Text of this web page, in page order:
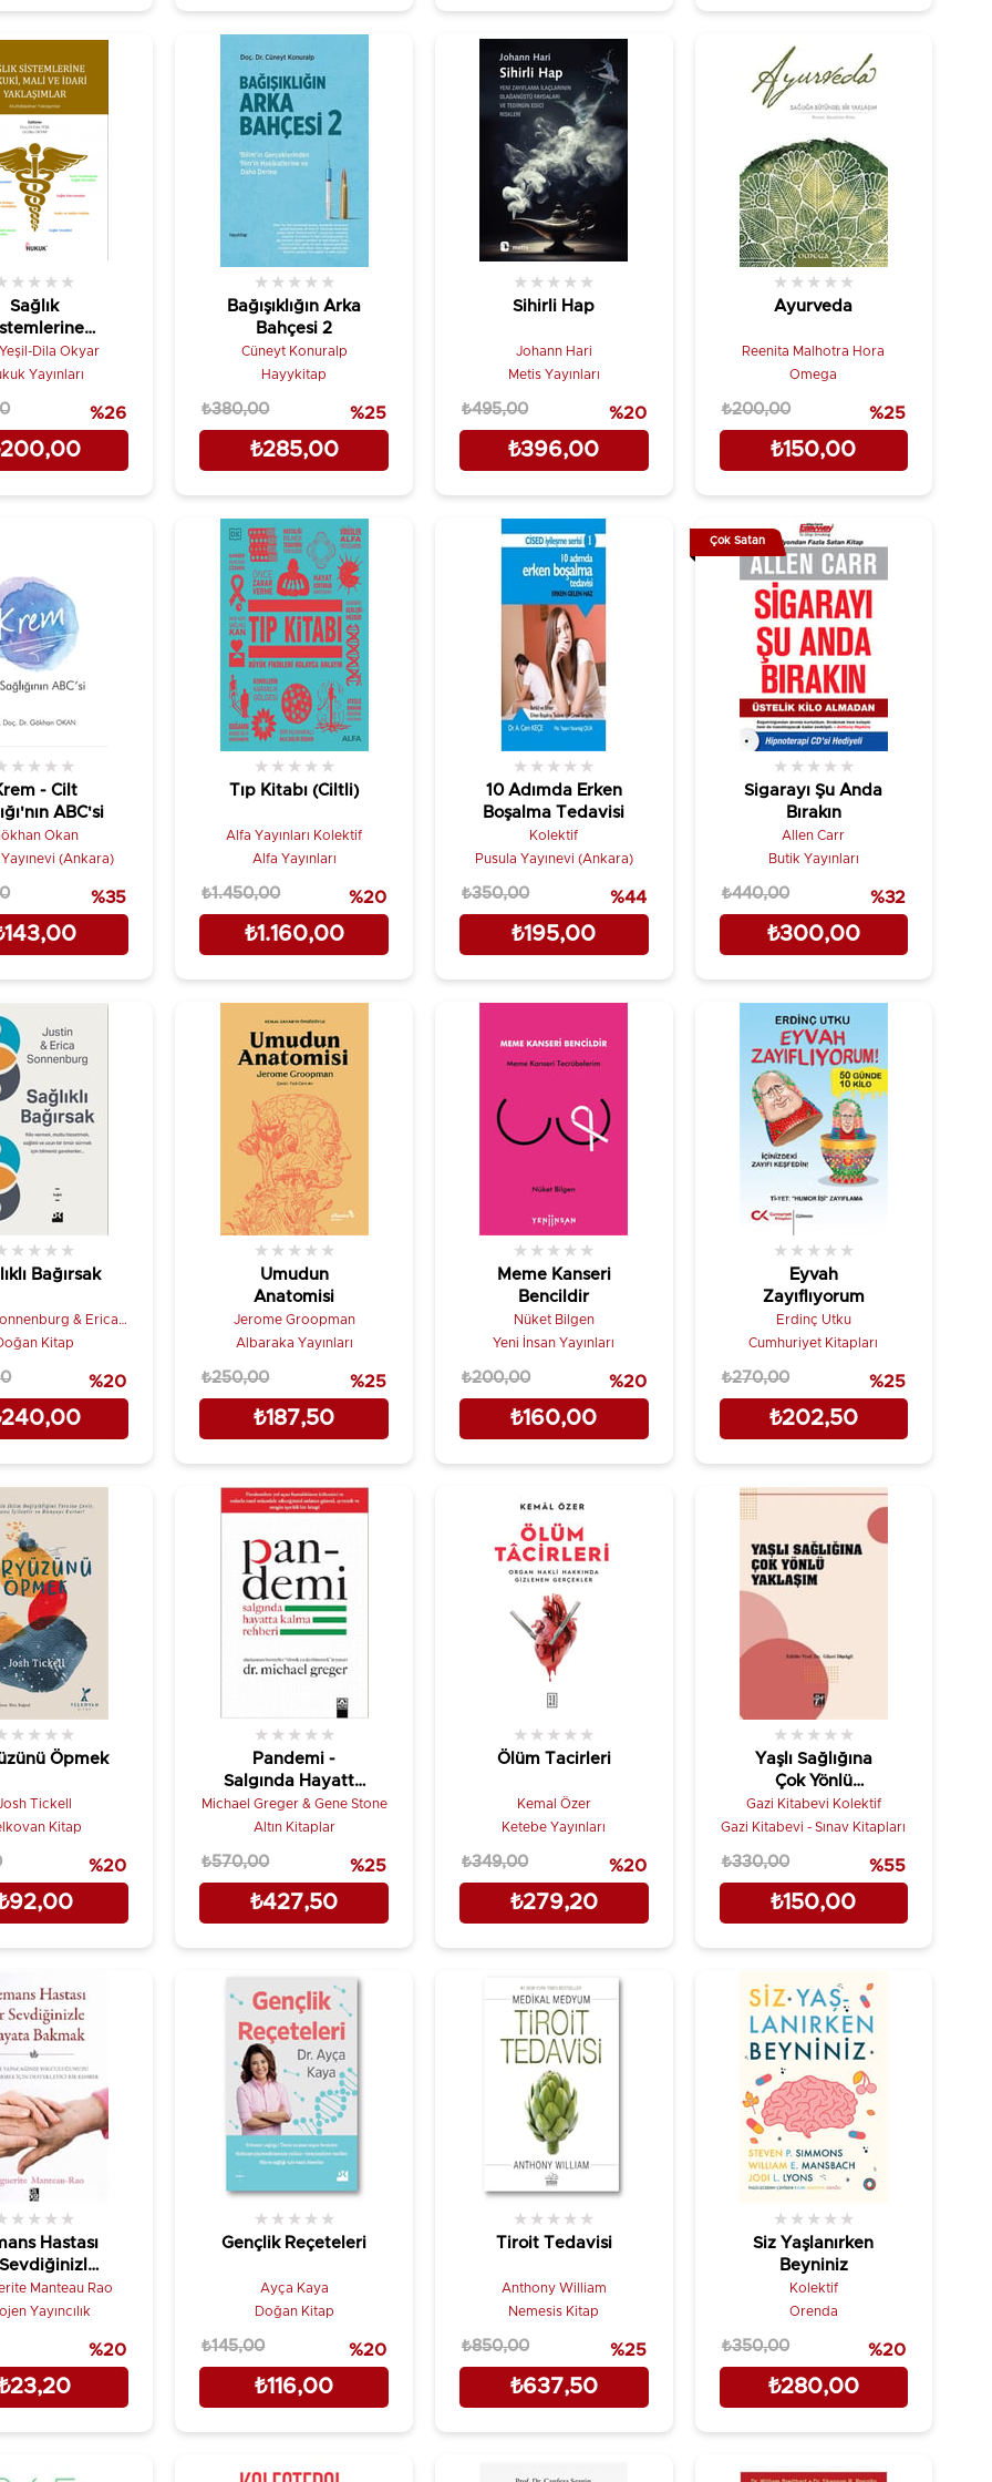
Sağlık
Mali ve
Yaklaşımlar
★ ★ ★ ★
Dila Okyar
Yayınları
%26
Bağışıklığın Arka
Bahçesi 2
★ ★ ★ ★ ★
Cüneyt Konuralp
Hayykitap
₺285,00
₺380,00 %25
Sihirli Hap
★ ★ ★ ★ ★
Johann Hari
Metis Yayınları
₺396,00
₺495,00 %20
Ayurveda
★ ★ ★ ★ ★
Reenita Malhotra Hora
Omega
₺150,00
₺200,00 %25
- Cilt
ABC'si
★ ★ ★ ★
Okan
Pusula Yayınevi (Ankara)
%35
Tıp Kitabı (Ciltli)
★ ★ ★ ★ ★
Alfa Yayınları Kolektif
Alfa Yayınları
₺1.160,00
₺1.450,00 %20
10 Adımda Erken
Boşalma Tedavisi
★ ★ ★ ★ ★
Kolektif
Pusula Yayınevi (Ankara)
₺195,00
₺350,00 %44
Sigarayı Şu Anda
Bırakın
★ ★ ★ ★ ★
Allen Carr
Butik Yayınları
₺300,00
₺440,00 %32
Çok Satan
Bağırsak
★ ★ ★ ★
& Erica
Kitap
%20
Umudun
Anatomisi
★ ★ ★ ★ ★
Jerome Groopman
Albaraka Yayınları
₺187,50
₺250,00 %25
Meme Kanseri
Bencildir
★ ★ ★ ★ ★
Nüket Bilgen
Yeni İnsan Yayınları
₺160,00
₺200,00 %20
Eyvah
Zayıflıyorum
★ ★ ★ ★ ★
Erdinç Utku
Cumhuriyet Kitapları
₺202,50
₺270,00 %25
Öpmek
★ ★ ★ ★
Tickell
Kitap
%20
Pandemi -
Salgında Hayatta
Kalma Rehberi
★ ★ ★ ★ ★
Michael Greger & Gene Stone
Altın Kitaplar
₺427,50
₺570,00 %25
Ölüm Tacirleri
★ ★ ★ ★ ★
Kemal Özer
Ketebe Yayınları
₺279,20
₺349,00 %20
Yaşlı Sağlığına
Çok Yönlü
Yaklaşım
★ ★ ★ ★ ★
Gazi Kitabevi Kolektif
Gazi Kitabevi - Sınav Kitapları
₺150,00
₺330,00 %55
Hastası
Bakmak
★ ★ ★ ★
Manteau Rao
Yayıncılık
%20
Gençlik Reçeteleri
★ ★ ★ ★ ★
Ayça Kaya
Doğan Kitap
₺116,00
₺145,00 %20
Tiroit Tedavisi
★ ★ ★ ★ ★
Anthony William
Nemesis Kitap
₺637,50
₺850,00 %25
Siz Yaşlanırken
Beyniniz
★ ★ ★ ★ ★
Kolektif
Orenda
₺280,00
₺350,00 %20